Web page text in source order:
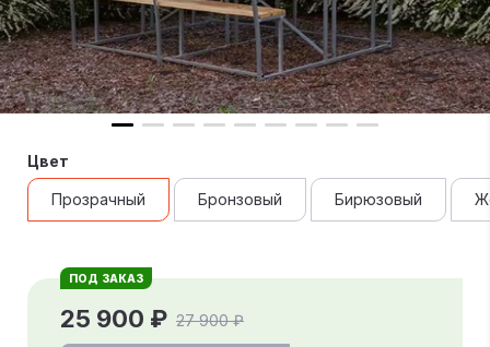
Цвет
Прозрачный Бронзовый Бирюзовый
ПОД ЗАКАЗ
27 900 ₽
25 900 ₽